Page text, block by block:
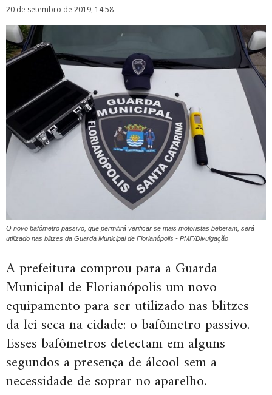
20 de setembro de 2019, 14:58
O novo bafômetro passivo, que permitirá verificar se mais motoristas beberam, será
utilizado nas blitzes da Guarda Municipal de Florianópolis - PMF/Divulgação
A prefeitura comprou para a Guarda
Municipal de Florianópolis um novo
equipamento para ser utilizado nas blitzes
da lei seca na cidade: o bafômetro passivo.
Esses bafômetros detectam em alguns
segundos a presença de álcool sem a
necessidade de soprar no aparelho.